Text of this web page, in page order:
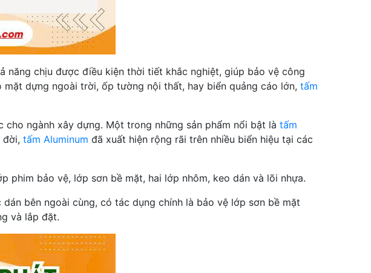
chịu được điều kiện thời tiết khắc nghiệt, giúp bảo vệ công
dựng ngoài trời, ốp tường nội thất, hay biển quảng cáo lớn, tấm
ngành xây dựng. Một trong những sản phẩm nổi bật là tấm
đời, tấm Aluminum đã xuất hiện rộng rãi trên nhiều biển hiệu tại các
bảo vệ, lớp sơn bề mặt, hai lớp nhôm, keo dán và lõi nhựa.
bên ngoài cùng, có tác dụng chính là bảo vệ lớp sơn bề mặt
và lắp đặt.